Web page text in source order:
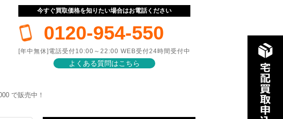
今すぐ買取価格を知りたい場合はお電話ください
0120-954-550
[年中無休]電話受付10:00～22:00 WEB受付24時間受付中
よくある質問はこちら
で販売中！